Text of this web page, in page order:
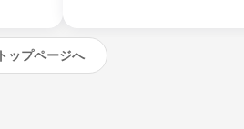
トップページへ